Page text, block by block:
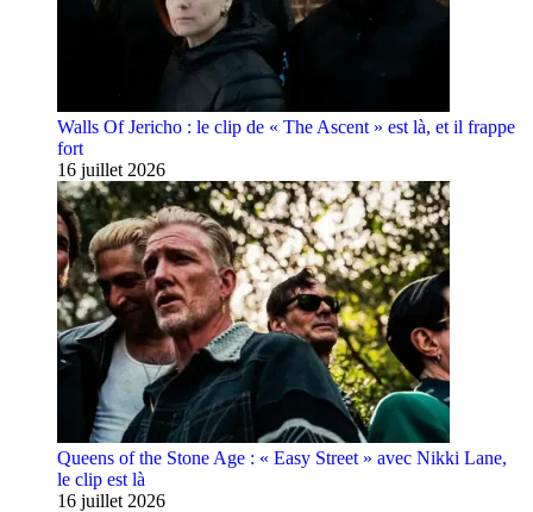
Walls Of Jericho : le clip de « The Ascent » est là, et il frappe
fort
16 juillet 2026
Queens of the Stone Age : « Easy Street » avec Nikki Lane,
le clip est là
16 juillet 2026